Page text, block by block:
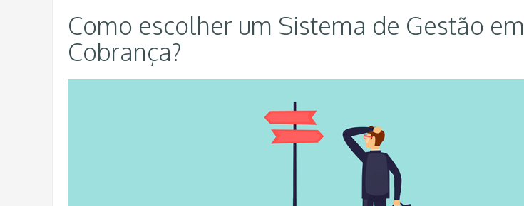
Como escolher um Sistema de Gestão em
Cobrança?